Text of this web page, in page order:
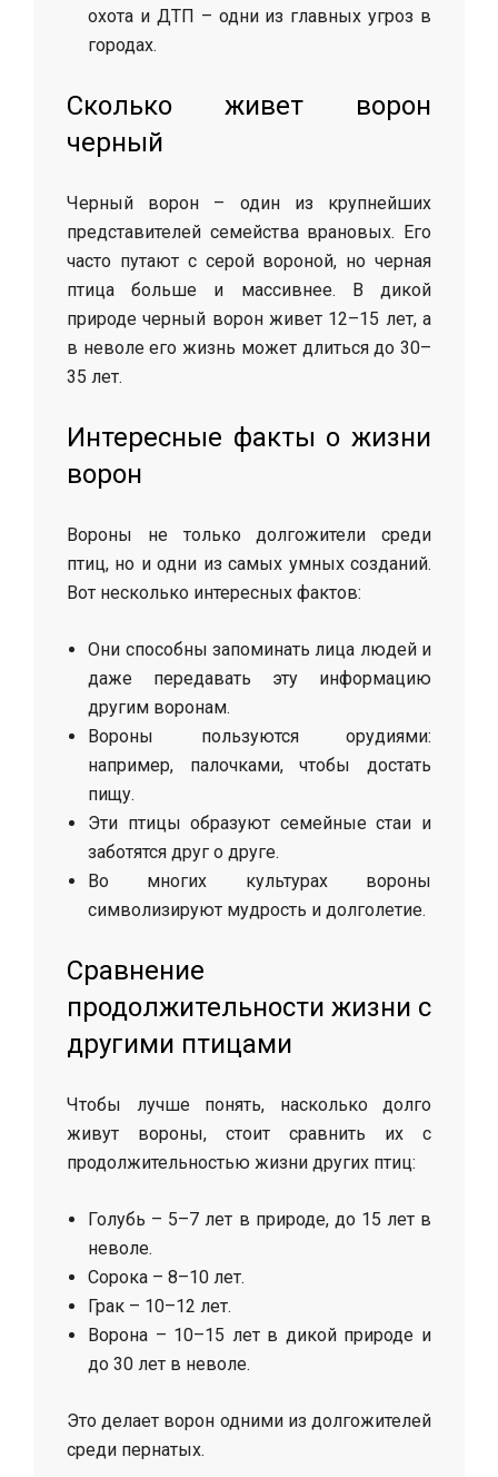
охота и ДТП – одни из главных угроз в
городах.
Сколько живет ворон
черный
Черный ворон – один из крупнейших
представителей семейства врановых. Его
часто путают с серой вороной, но черная
птица больше и массивнее. В дикой
природе черный ворон живет 12–15 лет, а
в неволе его жизнь может длиться до 30–
35 лет.
Интересные факты о жизни
ворон
Вороны не только долгожители среди
птиц, но и одни из самых умных созданий.
Вот несколько интересных фактов:
Они способны запоминать лица людей и
даже передавать эту информацию
другим воронам.
Вороны пользуются орудиями:
например, палочками, чтобы достать
пищу.
Эти птицы образуют семейные стаи и
заботятся друг о друге.
Во многих культурах вороны
символизируют мудрость и долголетие.
Сравнение
продолжительности жизни с
другими птицами
Чтобы лучше понять, насколько долго
живут вороны, стоит сравнить их с
продолжительностью жизни других птиц:
Голубь – 5–7 лет в природе, до 15 лет в
неволе.
Сорока – 8–10 лет.
Грак – 10–12 лет.
Ворона – 10–15 лет в дикой природе и
до 30 лет в неволе.
Это делает ворон одними из долгожителей
среди пернатых.